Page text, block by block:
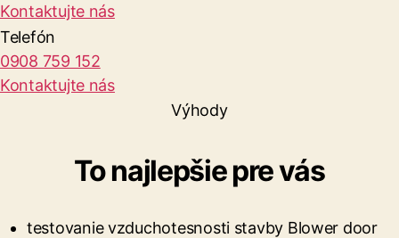
Kontaktujte nás
Telefón
0908 759 152
Kontaktujte nás
Výhody
To najlepšie pre vás
testovanie vzduchotesnosti stavby Blower door